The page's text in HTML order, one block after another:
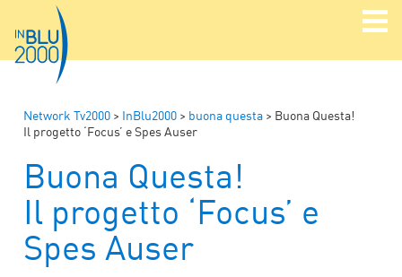
Network Tv2000 > InBlu2000 > buona questa > Buona Questa!
Il progetto ‘Focus’ e Spes Auser
Buona Questa!
Il progetto ‘Focus’ e
Spes Auser